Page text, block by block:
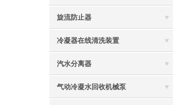
旋流防止器
冷凝器在线清洗装置
汽水分离器
气动冷凝水回收机械泵